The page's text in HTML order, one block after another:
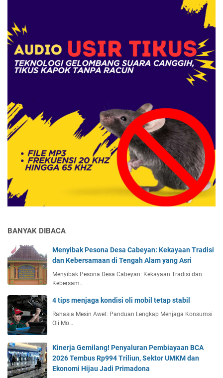
BANYAK DIBACA
Menyibak Pesona Desa Cabeyan: Kekayaan Tradisi
dan Kebersamaan di Tengah Alam yang Asri
Menyibak Pesona Desa Cabeyan: Kekayaan Tradisi dan
Kebersam…
4 tips menjaga kondisi oli mobil tetap stabil
Rahasia Mesin Awet: Panduan Lengkap Menjaga Konsumsi
Oli Mo…
Kinerja Gemilang! Penyaluran Pembiayaan BCA
2026 Tembus Rp994 Triliun, Sektor UMKM dan
Ekonomi Hijau Jadi Primadona